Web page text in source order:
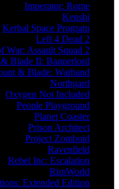
Imperator: Rome
Kenshi
Kerbal Space Program
Left 4 Dead 2
War: Assault Squad 2
Blade II: Bannerlord
& Blade: Warband
Northgard
Oxygen Not Included
People Playground
Planet Coaster
Prison Architect
Project Zomboid
Ravenfield
Rebel Inc: Escalation
RimWorld
Extended Edition